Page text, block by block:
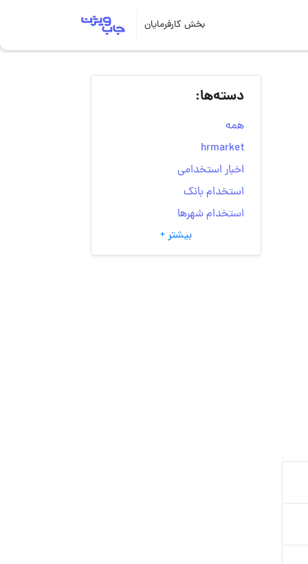
بخش کارفرمایان
دسته‌ها:
همه
hrmarket
اخبار استخدامی
استخدام بانک
استخدام شهرها
انتخاب مسیر شغلی
به‌روزرسانی‌های سایت
بیشتر +